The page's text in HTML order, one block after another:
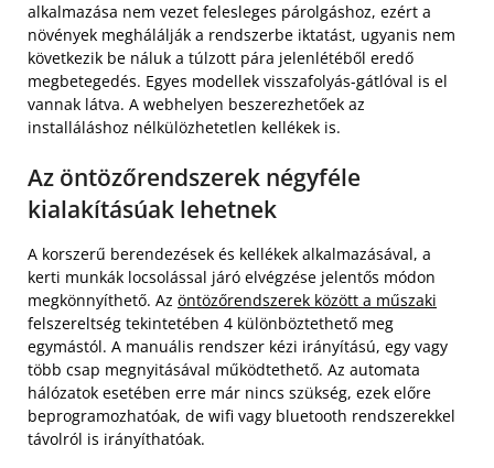
alkalmazása nem vezet felesleges párolgáshoz, ezért a
növények meghálálják a rendszerbe iktatást, ugyanis nem
következik be náluk a túlzott pára jelenlétéből eredő
megbetegedés. Egyes modellek visszafolyás-gátlóval is el
vannak látva. A webhelyen beszerezhetőek az
installáláshoz nélkülözhetetlen kellékek is.
Az öntözőrendszerek négyféle
kialakításúak lehetnek
A korszerű berendezések és kellékek alkalmazásával, a
kerti munkák locsolással járó elvégzése jelentős módon
megkönnyíthető. Az öntözőrendszerek között a műszaki
felszereltség tekintetében 4 különböztethető meg
egymástól. A manuális rendszer kézi irányítású, egy vagy
több csap megnyitásával működtethető. Az automata
hálózatok esetében erre már nincs szükség, ezek előre
beprogramozhatóak, de wifi vagy bluetooth rendszerekkel
távolról is irányíthatóak.